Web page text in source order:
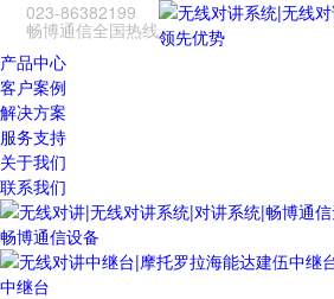
023-86382199
畅博通信全国热线领先优势
产品中心
客户案例
解决方案
服务支持
关于我们
联系我们
畅博通信设备
中继台